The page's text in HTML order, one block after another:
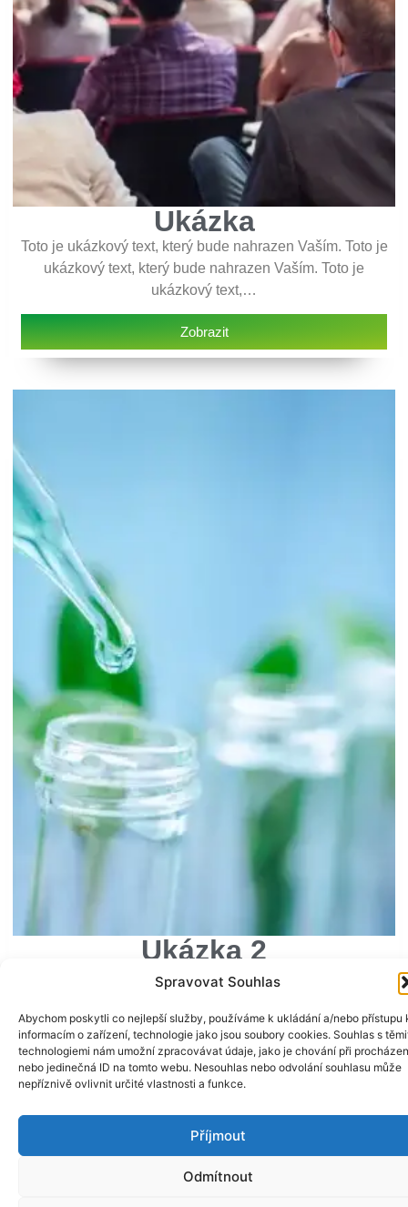
Spravovat Souhlas
Abychom poskytli co nejlepší služby, používáme k ukládání a/nebo přístupu
informacím o zařízení, technologie jako jsou soubory cookies. Souhlas s
technologiemi nám umožní zpracovávat údaje, jako je chování při
nebo jedinečná ID na tomto webu. Nesouhlas nebo odvolání souhlasu může
nepříznivě ovlivnit určité vlastnosti a funkce.
Příjmout
Odmítnout
Ukázka
Toto je ukázkový text, který bude nahrazen Vaším. Toto je
ukázkový text, který bude nahrazen Vaším. Toto je
ukázkový text,…
Zobrazit
Ukázka 2
Toto je ukázkový text, který bude nahrazen Vaším. Toto je
ukázkový text,…
Zobrazit